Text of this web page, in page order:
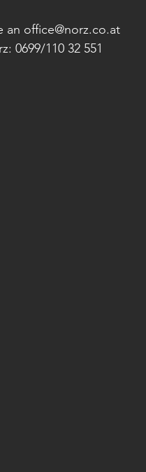
an office@norz.co.at
0699/110 32 551